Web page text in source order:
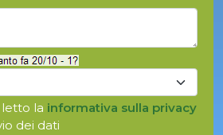
letto la informativa sulla privacy
dei dati